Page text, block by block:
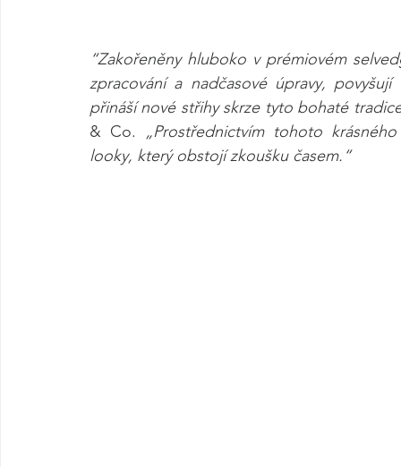
“Zakořeněny hluboko v prémiovém
zpracování a nadčasové úpravy,
přináší nové střihy skrze tyto bohaté
& Co. „Prostřednictvím tohoto
looky, který obstojí zkoušku časem.“